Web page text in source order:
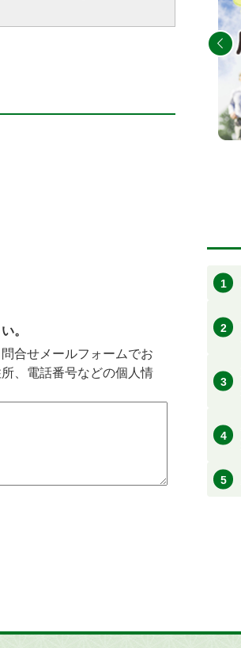
。
合せメールフォームでお
、電話番号などの個人情
の
目
の
ス
ド